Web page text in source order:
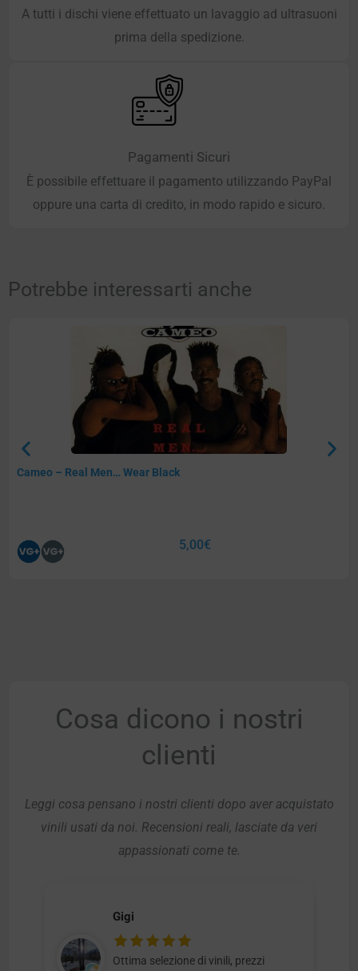
A tutti i dischi viene effettuato un lavaggio ad ultrasuoni
prima della spedizione.
Pagamenti Sicuri
È possibile effettuare il pagamento utilizzando PayPal
oppure una carta di credito, in modo rapido e sicuro.
Potrebbe interessarti anche
Cameo – Real Men… Wear Black
5,00€
Cosa dicono i nostri
clienti
Leggi cosa pensano i nostri clienti dopo aver acquistato
vinili usati da noi. Recensioni reali, lasciate da veri
appassionati come te.
Gigi
Ottima selezione di vinili, prezzi